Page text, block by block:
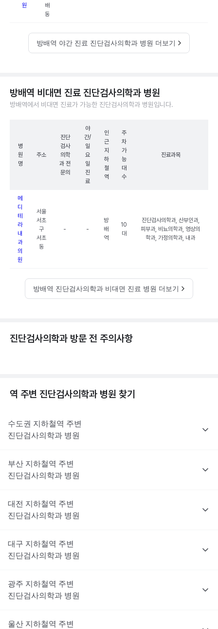
원
배
동
방배역 야간 진료 진단검사의학과 병원 더보기
방배역 비대면 진료 진단검사의학과 병원
방배역에서 비대면 진료가 가능한 진단검사의학과 병원입니다.
병
원
명
주소
진단
검사
의학
과 전
문의
야
간/
일
요
일
진
료
인
근
지
하
철
역
주
차
가
능
대
수
진료과목
메
디
테
라
내
과
의
원
서울
서초
구
서초
동
- -
방
배
역
10
대
진단검사의학과, 산부인과,
피부과, 비뇨의학과, 영상의
학과, 가정의학과, 내과
방배역 진단검사의학과 비대면 진료 병원 더보기
진단검사의학과 방문 전 주의사항
역 주변 진단검사의학과 병원 찾기
수도권 지하철역 주변
진단검사의학과 병원
부산 지하철역 주변
진단검사의학과 병원
대전 지하철역 주변
진단검사의학과 병원
대구 지하철역 주변
진단검사의학과 병원
광주 지하철역 주변
진단검사의학과 병원
울산 지하철역 주변